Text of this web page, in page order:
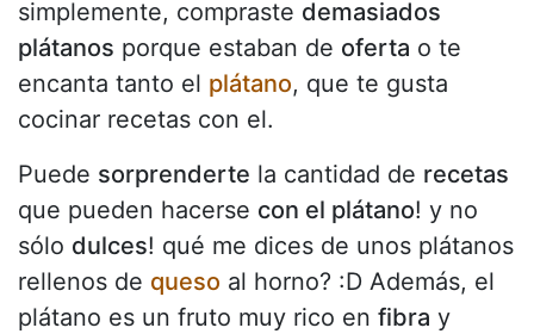
simplemente, compraste demasiados
plátanos porque estaban de oferta o te
encanta tanto el plátano, que te gusta
cocinar recetas con el.
Puede sorprenderte la cantidad de recetas
que pueden hacerse con el plátano! y no
sólo dulces! qué me dices de unos plátanos
rellenos de queso al horno? :D Además, el
plátano es un fruto muy rico en fibra y